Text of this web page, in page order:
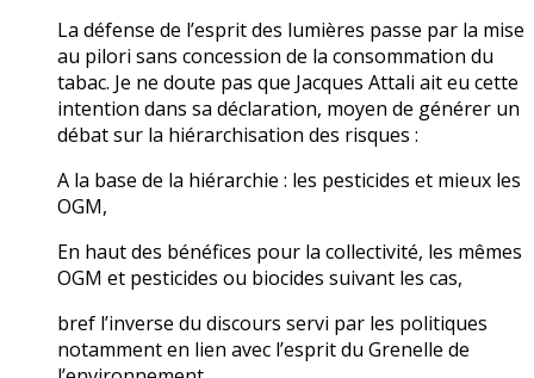
La défense de l’esprit des lumières passe par la mise
au pilori sans concession de la consommation du
tabac. Je ne doute pas que Jacques Attali ait eu cette
intention dans sa déclaration, moyen de générer un
débat sur la hiérarchisation des risques :
A la base de la hiérarchie : les pesticides et mieux les
OGM,
En haut des bénéfices pour la collectivité, les mêmes
OGM et pesticides ou biocides suivant les cas,
bref l’inverse du discours servi par les politiques
notamment en lien avec l’esprit du Grenelle de